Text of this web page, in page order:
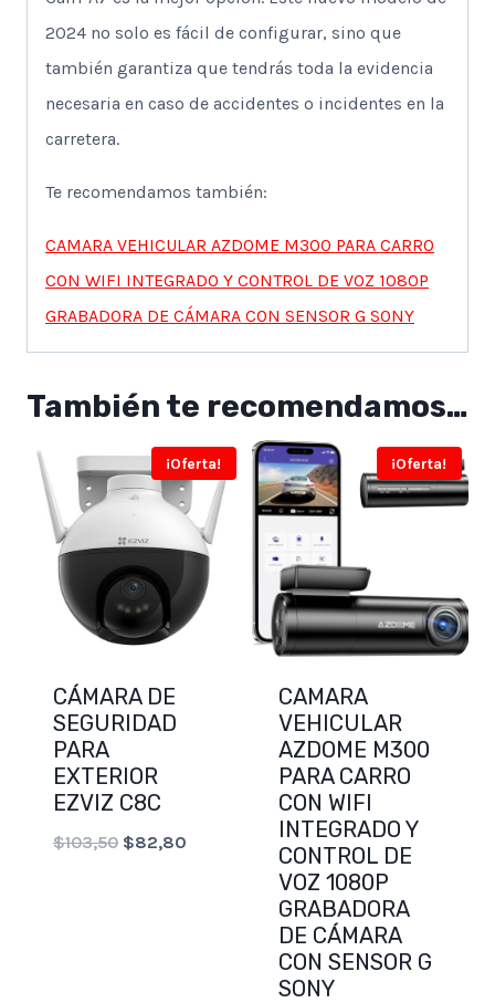
2024 no solo es fácil de configurar, sino que
también garantiza que tendrás toda la evidencia
necesaria en caso de accidentes o incidentes en la
carretera.
Te recomendamos también:
CAMARA VEHICULAR AZDOME M300 PARA CARRO
CON WIFI INTEGRADO Y CONTROL DE VOZ 1080P
GRABADORA DE CÁMARA CON SENSOR G SONY
También te recomendamos…
¡Oferta!
CÁMARA DE
SEGURIDAD
PARA
EXTERIOR
EZVIZ C8C
$103,50 Original
$82,80
¡Oferta!
CAMARA
VEHICULAR
AZDOME M300
PARA CARRO
CON WIFI
INTEGRADO Y
CONTROL DE
VOZ 1080P
GRABADORA
DE CÁMARA
CON SENSOR G
SONY